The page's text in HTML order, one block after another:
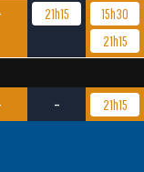
21h15
15h30
21h15
- 21h15